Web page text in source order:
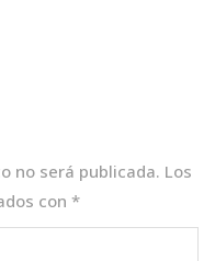
no será publicada. Los
con *